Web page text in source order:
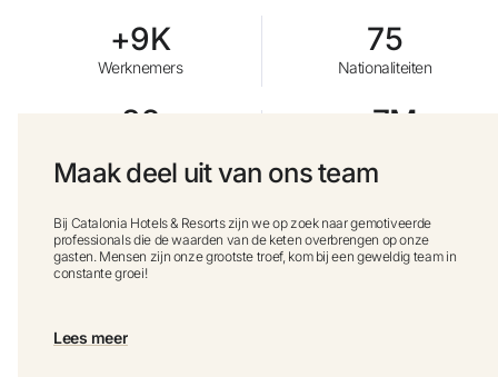
Geniet van de voordelen om deel uit te maken van
Gegarandeerd de beste prijs
Gratis annuleren
Verdien geld met je boekingen
+9K
Werknemers
75
Nationaliteiten
82
bestemmingen
+7M
Maak deel uit van ons team
Bij Catalonia Hotels & Resorts zijn we op zoek naar gemotiveerde
professionals die de waarden van de keten overbrengen op onze
gasten. Mensen zijn onze grootste troef, kom bij een geweldig team in
constante groei!
Lees meer